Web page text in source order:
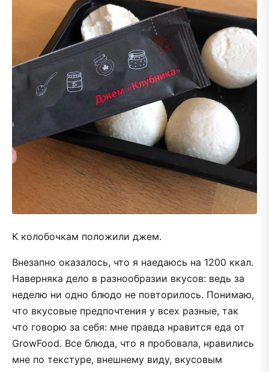
К колобочкам положили джем.
Внезапно оказалось, что я наедаюсь на 1200 ккал.
Наверняка дело в разнообразии вкусов: ведь за
неделю ни одно блюдо не повторилось. Понимаю,
что вкусовые предпочтения у всех разные, так
что говорю за себя: мне правда нравится еда от
GrowFood. Все блюда, что я пробовала, нравились
мне по текстуре, внешнему виду, вкусовым